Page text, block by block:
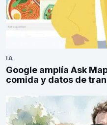
IA
Google amplía Ask
comida y datos de